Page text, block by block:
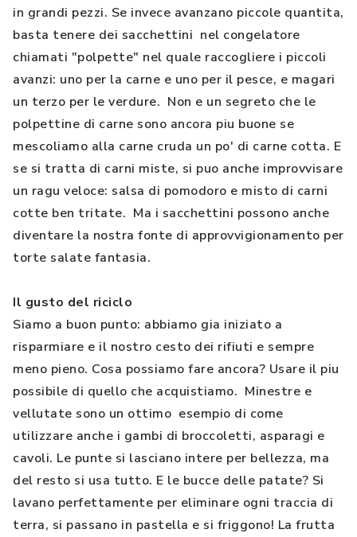
in grandi pezzi. Se invece avanzano piccole quantita,
basta tenere dei sacchettini nel congelatore
chiamati "polpette" nel quale raccogliere i piccoli
avanzi: uno per la carne e uno per il pesce, e magari
un terzo per le verdure. Non e un segreto che le
polpettine di carne sono ancora piu buone se
mescoliamo alla carne cruda un po' di carne cotta. E
se si tratta di carni miste, si puo anche improvvisare
un ragu veloce: salsa di pomodoro e misto di carni
cotte ben tritate. Ma i sacchettini possono anche
diventare la nostra fonte di approvvigionamento per
torte salate fantasia.
Il gusto del riciclo
Siamo a buon punto: abbiamo gia iniziato a
risparmiare e il nostro cesto dei rifiuti e sempre
meno pieno. Cosa possiamo fare ancora? Usare il piu
possibile di quello che acquistiamo. Minestre e
vellutate sono un ottimo esempio di come
utilizzare anche i gambi di broccoletti, asparagi e
cavoli. Le punte si lasciano intere per bellezza, ma
del resto si usa tutto. E le bucce delle patate? Si
lavano perfettamente per eliminare ogni traccia di
terra, si passano in pastella e si friggono! La frutta